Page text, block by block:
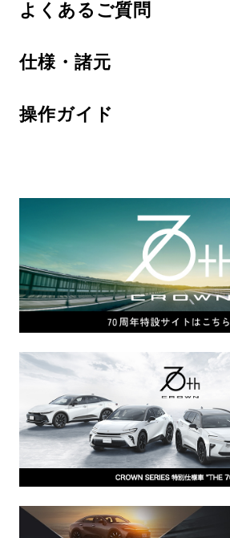
よくあるご質問
仕様・諸元
操作ガイド